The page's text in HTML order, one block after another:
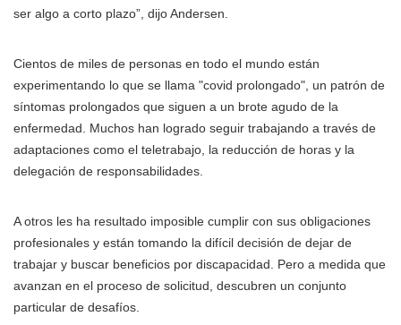
ser algo a corto plazo”, dijo Andersen.
Cientos de miles de personas en todo el mundo están
experimentando lo que se llama "covid prolongado", un patrón de
síntomas prolongados que siguen a un brote agudo de la
enfermedad. Muchos han logrado seguir trabajando a través de
adaptaciones como el teletrabajo, la reducción de horas y la
delegación de responsabilidades.
A otros les ha resultado imposible cumplir con sus obligaciones
profesionales y están tomando la difícil decisión de dejar de
trabajar y buscar beneficios por discapacidad. Pero a medida que
avanzan en el proceso de solicitud, descubren un conjunto
particular de desafíos.